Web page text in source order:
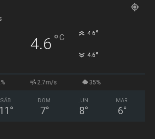
4.6 °C 4.6°
4.6°
2.7m/s 35%
SÁB
11 °
DOM
7°
LUN
8°
MAR
6°